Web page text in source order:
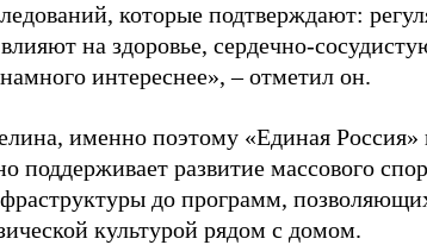
которые подтверждают:
на здоровье, сердечно-
интереснее», – отметил он.
именно поэтому «Единая
поддерживает развитие массового
до программ,
культурой рядом с домом.